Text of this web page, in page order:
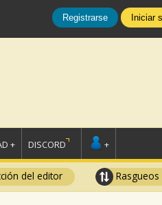
Registrarse Iniciar
+ DISCORD +
del editor Rasgueos